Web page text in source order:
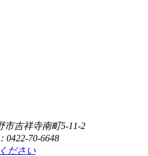
吉祥寺南町5-11-2
70-6648
ださい